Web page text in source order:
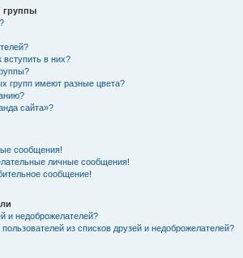
группы
вступить в них?
групп имеют разные цвета?
сайта»?
сообщения!
личные сообщения!
сообщение!
и недоброжелателей?
из списков друзей и недоброжелателей?